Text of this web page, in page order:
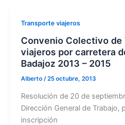
Transporte viajeros
Convenio Colectivo de
viajeros por carretera
Badajoz 2013 – 2015
Alberto /25 octubre, 2013
Resolución de 20 de
Dirección General de Trabajo,
inscripción